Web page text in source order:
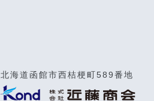
北海道函館市西桔梗町589番地